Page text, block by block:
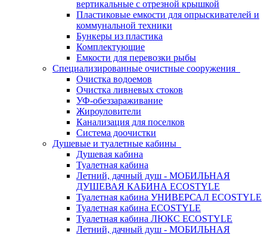
вертикальные с отрезной крышкой
Пластиковые емкости для опрыскивателей и
коммунальной техники
Бункеры из пластика
Комплектующие
Емкости для перевозки рыбы
Специализированные очистные сооружения
Очистка водоемов
Очистка ливневых стоков
УФ-обеззараживание
Жироуловители
Канализация для поселков
Система доочистки
Душевые и туалетные кабины
Душевая кабина
Туалетная кабина
Летний, дачный душ - МОБИЛЬНАЯ
ДУШЕВАЯ КАБИНА ECOSTYLE
Туалетная кабина УНИВЕРСАЛ ECOSTYLE
Туалетная кабина ECOSTYLE
Туалетная кабина ЛЮКС ECOSTYLE
Летний, дачный душ - МОБИЛЬНАЯ